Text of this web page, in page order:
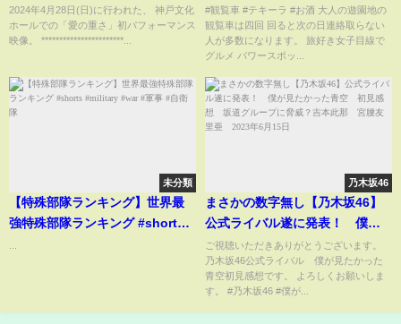
@神戸文化ホール【First
Performance】
2024年4月28日(日)に行われた、 神戸文化
ホールでの「愛の重さ」初パフォーマンス
映像。 ***********************...
#観覧車 #テキーラ #お酒 大人の遊園地の
観覧車は四回 回ると次の日連絡取らない
人が多数になります。 旅好き女子目線で
グルメ パワースポッ...
未分類
【特殊部隊ランキング】世界最
強特殊部隊ランキング #shorts
乃木坂46
まさかの数字無し【乃木坂46】
公式ライバル遂に発表！ 僕が
見たかった青空 初見感想 坂
道グループに脅威？吉本此那
宮腰友里亜 2023年6月15日
ご視聴いただきありがとうございます。
乃木坂46公式ライバル 僕が見たかった
青空初見感想です。 よろしくお願いしま
す。 #乃木坂46 #僕が...